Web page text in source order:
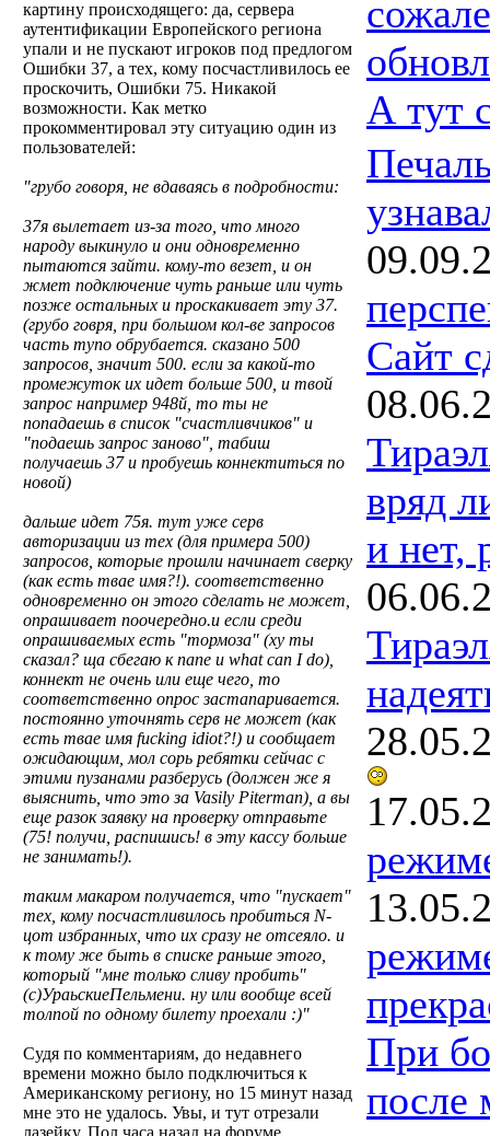
картину происходящего: да, сервера
аутентификации Европейского региона
упали и не пускают игроков под предлогом
Ошибки 37, а тех, кому посчастливилось ее
проскочить, Ошибки 75. Никакой
возможности. Как метко
прокомментировал эту ситуацию один из
пользователей:
"грубо говоря, не вдаваясь в подробности:
37я вылетает из-за того, что много
народу выкинуло и они одновременно
пытаются зайти. кому-то везет, и он
жмет подключение чуть раньше или чуть
позже остальных и проскакивает эту 37.
(грубо говря, при большом кол-ве запросов
часть тупо обрубается. сказано 500
запросов, значит 500. если за какой-то
промежуток их идет больше 500, и твой
запрос например 948й, то ты не
попадаешь в список "счастливчиков" и
"подаешь запрос заново", табиш
получаешь 37 и пробуешь коннектиться по
новой)
дальше идет 75я. тут уже серв
авторизации из тех (для примера 500)
запросов, которые прошли начинает сверку
(как есть твае имя?!). соответственно
одновременно он этого сделать не может,
опрашивает поочередно.и если среди
опрашиваемых есть "тормоза" (ху ты
сказал? ща сбегаю к папе и what can I do),
коннект не очень или еще чего, то
соответственно опрос застапаривается.
постоянно уточнять серв не может (как
есть твае имя fucking idiot?!) и сообщает
ожидающим, мол сорь ребятки сейчас с
этими пузанами разберусь (должен же я
выяснить, что это за Vasily Piterman), а вы
еще разок заявку на проверку отправьте
(75! получи, распишись! в эту кассу больше
не занимать!).
таким макаром получается, что "пускает"
тех, кому посчастливилось пробиться N-
цот избранных, что их сразу не отсеяло. и
к тому же быть в списке раньше этого,
который "мне только сливу пробить"
(с)УраьскиеПельмени. ну или вообще всей
толпой по одному билету проехали :)"
Судя по комментариям, до недавнего
времени можно было подключиться к
Американскому региону, но 15 минут назад
мне это не удалось. Увы, и тут отрезали
лазейку. Пол часа назад на форуме
А тут
Сайт
вряд
и нет,
При
после